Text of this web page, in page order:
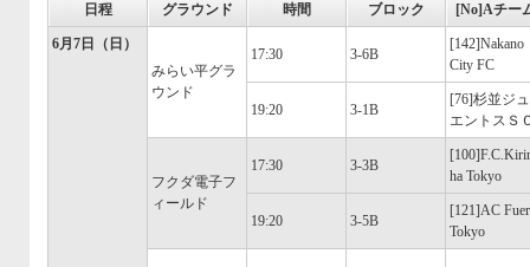
日程 グラウンド 時間 ブロック [No]Aチー
6月7日（日）
みらい平グラ
ウンド
17:30 3-6B
[142]Nakano
City FC
19:20 3-1B
[76]杉並ジュ
エントスＳ
フクダ電子フ
ィールド
17:30 3-3B
ha Tokyo
19:20 3-5B
[121]AC
Tokyo